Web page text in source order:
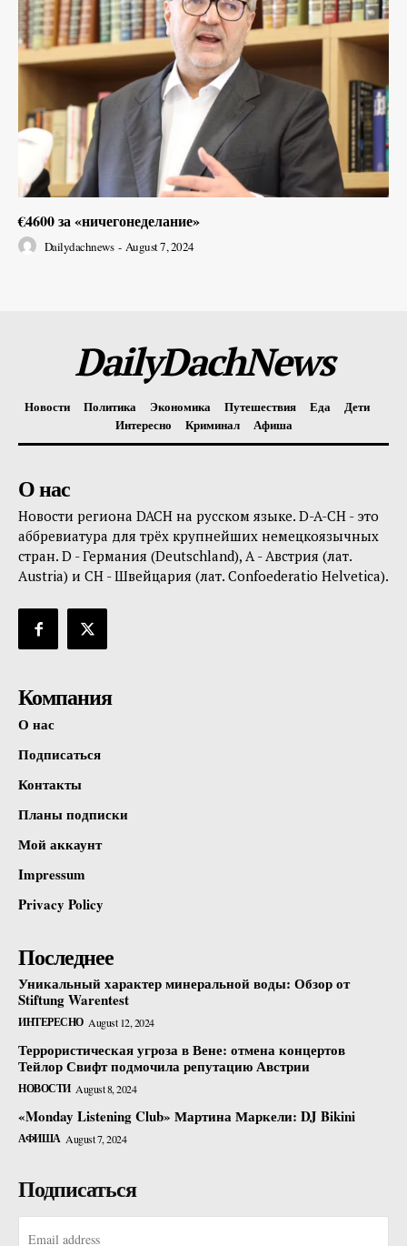
€4600 за «ничегонеделание»
Dailydachnews - August 7, 2024
DailyDachNews
Новости Политика Экономика Путешествия Еда
Дети
Интересно
Криминал Афиша
О нас
Новости региона DACH на русском языке. D-A-CH - это
аббревиатура для трёх крупнейших немецкоязычных
стран. D - Германия (Deutschland), A - Австрия (лат.
Austria) и CH - Швейцария (лат. Confoederatio Helvetica).
Компания
О нас
Подписаться
Контакты
Планы подписки
Мой аккаунт
Impressum
Privacy Policy
Последнее
Уникальный характер минеральной воды: Обзор от
Stiftung Warentest
ИНТЕРЕСНО August 12, 2024
Террористическая угроза в Вене: отмена концертов
Тейлор Свифт подмочила репутацию Австрии
НОВОСТИ August 8, 2024
«Monday Listening Club» Мартина Маркели: DJ Bikini
АФИША August 7, 2024
Подписаться